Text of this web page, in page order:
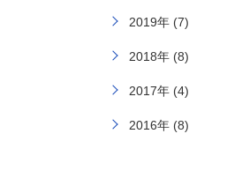
2019年 (7)
2018年 (8)
2017年 (4)
2016年 (8)